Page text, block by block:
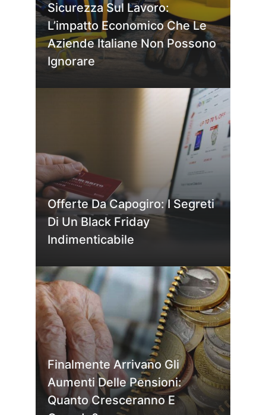
Sicurezza Sul Lavoro:
L’impatto Economico Che Le
Aziende Italiane Non Possono
Ignorare
Offerte Da Capogiro: I Segreti
Di Un Black Friday
Indimenticabile
Finalmente Arrivano Gli
Aumenti Delle Pensioni:
Quanto Cresceranno E